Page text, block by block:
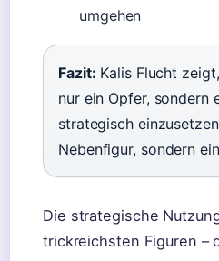
umgehen
Fazit: Kalis Flucht
nur ein Opfer, sondern
strategisch
Nebenfigur, sondern
Die strategische
trickreichsten Figuren –